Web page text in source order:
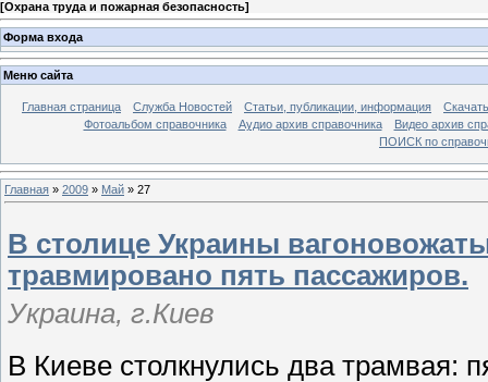
[Охрана труда и пожарная безопасность]
Форма входа
Меню сайта
Главная страница Служба Новостей Статьи, публикации, информация
Фотоальбом справочника
Аудио архив справочника
Видео архив
ПОИСК по
Главная » 2009 » Май » 27
В столице Украины
травмировано пять пассажиров.
Украина, г.Киев
В Киеве столкнулись два трамвая: